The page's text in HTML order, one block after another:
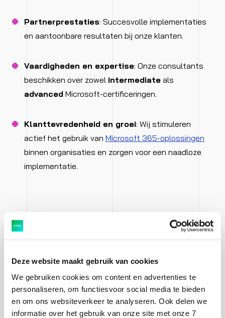
Deze website maakt gebruik van cookies
We gebruiken cookies om content en advertenties te
personaliseren, om functiesvoor social media te bieden
en om ons websiteverkeer te analyseren. Ook delen we
informatie over het gebruik van onze site met onze 7
Partnerprestaties: Succesvolle implementaties
en aantoonbare resultaten bij onze klanten.
Vaardigheden en expertise: Onze consultants
beschikken over zowel intermediate als
advanced Microsoft-certificeringen.
Klanttevredenheid en groei: Wij stimuleren
actief het gebruik van Microsoft 365-oplossingen
binnen organisaties en zorgen voor een naadloze
implementatie.
5. Solutions Partner for Security
Partner voor Security waarborgt Ctac de veiligheid van
je digitale infrastructuur met toonaangevende
Microsoft-beveiligingsoplossingen. Onze expertise in
dreigingspreventie, risicobeheer en incidentrespons,